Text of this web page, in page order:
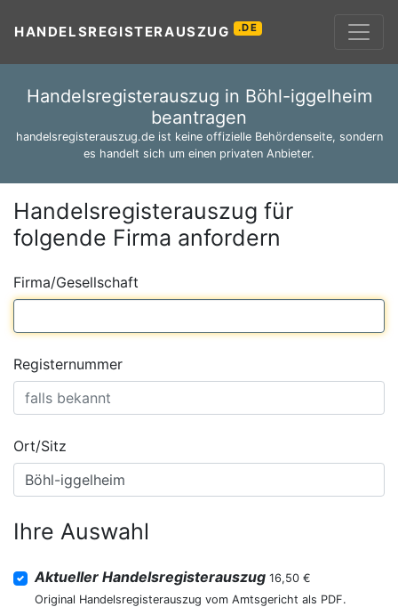
HANDELSREGISTERAUSZUG .DE
Handelsregisterauszug in Böhl-iggelheim
beantragen
handelsregisterauszug.de ist keine offizielle Behördenseite, sondern
es handelt sich um einen privaten Anbieter.
Handelsregisterauszug für
folgende Firma anfordern
Firma/Gesellschaft
Registernummer
Ort/Sitz
Ihre Auswahl
Aktueller Handelsregisterauszug 16,50 €
Original Handelsregisterauszug vom Amtsgericht als PDF.